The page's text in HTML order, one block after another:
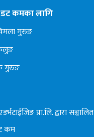
कमका लागि
गुरुङ
गुरुङ
प्रा.लि. द्वारा सञ्चालित
कम